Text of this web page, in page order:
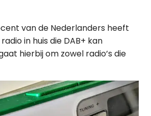
van de Nederlanders heeft
in huis die DAB+ kan
hierbij om zowel radio’s die